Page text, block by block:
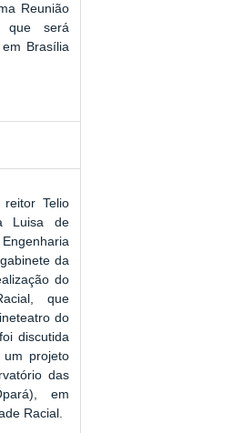
Reunião
que será
Brasília
Telio
Luisa de
da
do
que
do
discutida
um projeto
das
em
Racial.